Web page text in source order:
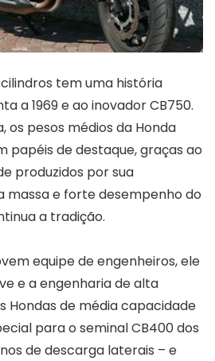
tem uma história
a 1969 e ao inovador CB750.
os pesos médios da Honda
de destaque, graças ao
produzidos por sua
massa e forte desempenho do
a tradição.
equipe de engenheiros, ele
e a engenharia de alta
Hondas de média capacidade
para o seminal CB400 dos
de descarga laterais – e